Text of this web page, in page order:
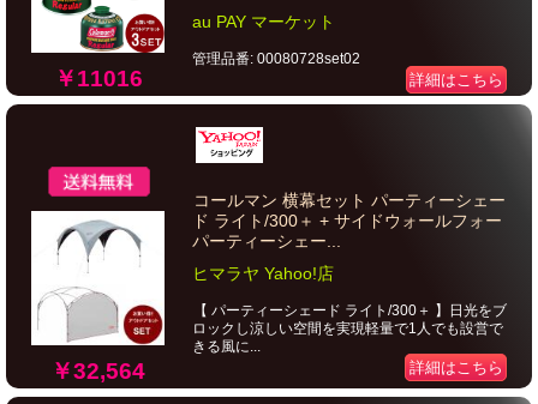
￥11016
au PAY マーケット
管理品番: 00080728set02
詳細はこちら
￥32,564
コールマン 横幕セット パーティーシェー
ド ライト/300＋ + サイドウォールフォー
パーティーシェー...
ヒマラヤ Yahoo!店
【 パーティーシェード ライト/300＋ 】日光をブ
ロックし涼しい空間を実現軽量で1人でも設営で
きる風に...
詳細はこちら